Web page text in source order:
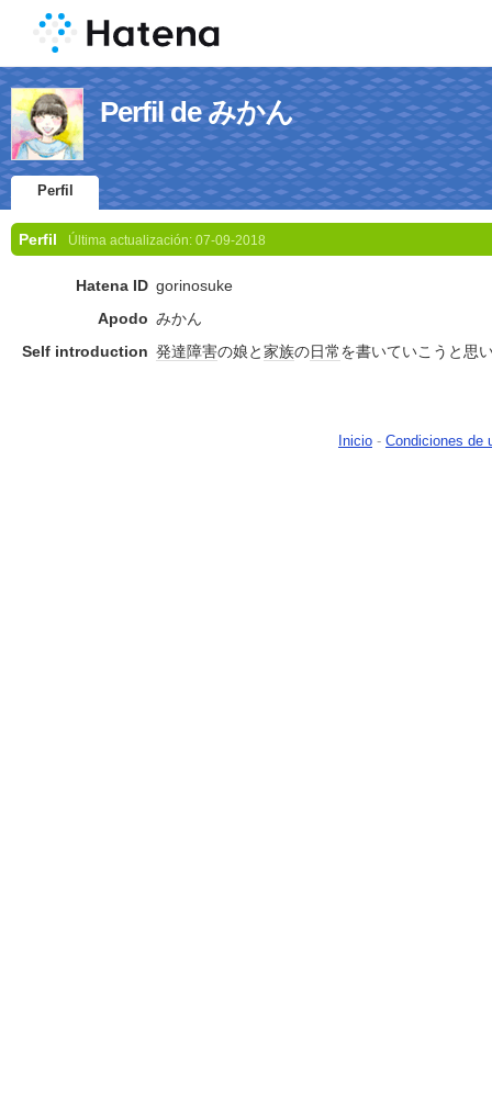
Perfil de みかん
Perfil
Perfil Última actualización: 07-09-2018
Hatena ID gorinosuke
Apodo みかん
Self introduction 発達障害の娘と家族の日常を書いていこうと思
Inicio - Condiciones de